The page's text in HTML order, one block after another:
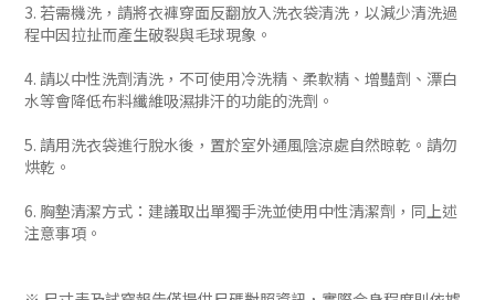
3. 若需機洗，請將衣褲穿面反翻放入洗衣袋清洗，以減少清洗過
程中因拉扯而產生破裂與毛球現象。
4. 請以中性洗劑清洗，不可使用冷洗精、柔軟精、增豔劑、漂白
水等會降低布料纖維吸濕排汗的功能的洗劑。
5. 請用洗衣袋進行脫水後，置於室外通風陰涼處自然晾乾。請勿
烘乾。
6. 胸墊清潔方式：建議取出單獨手洗並使用中性清潔劑，同上述
注意事項。